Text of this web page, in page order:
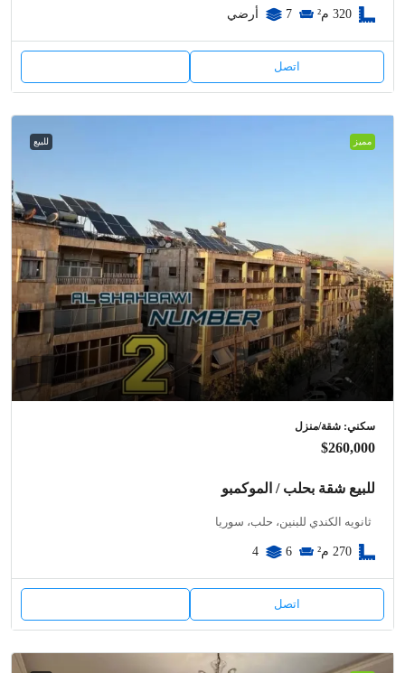
320 م² 7 أرضي
اتصل
مميز للبيع
سكني: شقة/منزل
$260,000
للبيع شقة بحلب / الموكمبو
ثانويه الكندي للبنين، حلب، سوريا
270 م² 6
4
اتصل